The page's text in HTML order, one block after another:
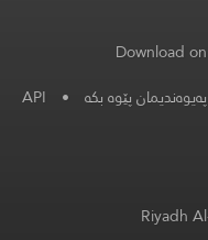
پەیوەندیمان پێوە بکە •
API
Riyadh